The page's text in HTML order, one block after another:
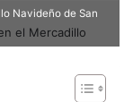
Navideño de San